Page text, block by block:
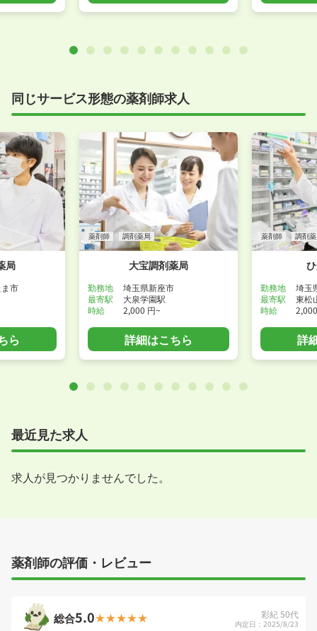
同じサービス形態の薬剤師求人
局
市
ら
薬剤師 調剤薬局
大宝調剤薬局
勤務地
埼玉県新座市
最寄駅
大泉学園駅
時給
2,000 円~
詳細はこちら
薬剤師 調剤
勤務地
埼玉
最寄駅
東松
時給
詳
最近見た求人
求人が見つかりませんでした。
薬剤師の評価・レビュー
総合5.0 彩紀 50代
内定日：2025/8/23